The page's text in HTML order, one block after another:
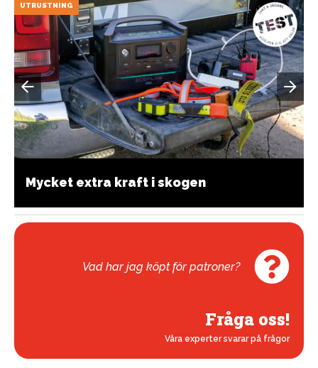
UTRUSTNING
Mycket extra kraft i skogen
Vad har jag köpt för patroner?
Fråga oss!
Våra experter svarar på frågor